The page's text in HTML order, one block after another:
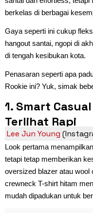
berkelas di berbagai
Gaya seperti ini cukup
hangout santai, ngopi di
di tengah kesibukan kota.
Penasaran seperti apa
Rookie ini? Yuk, simak
1. Smart
Terlihat Rapi
Lee Jun Young
Look pertama
tetapi tetap memberikan
oversized blazer atau wool
crewneck T-shirt hitam
mudah dipadukan untuk